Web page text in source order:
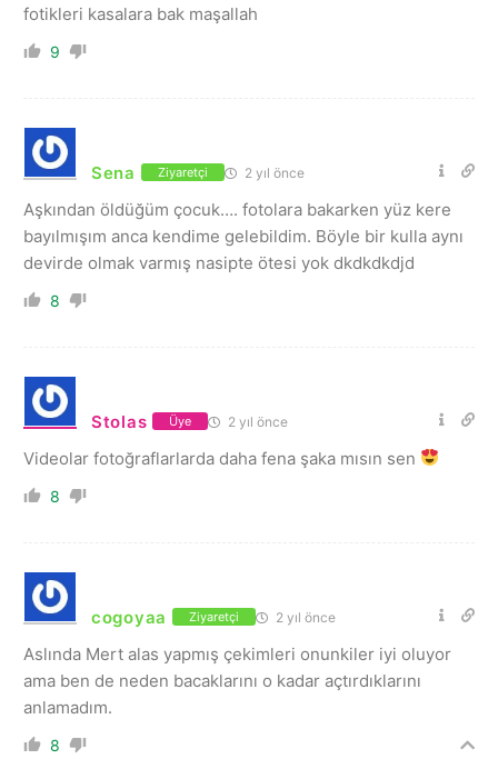
fotikleri kasalara bak maşallah
9
Sena Ziyaretçi 2 yıl önce
Aşkından öldüğüm çocuk…. fotolara bakarken yüz kere
bayılmışım anca kendime gelebildim. Böyle bir kulla aynı
devirde olmak varmış nasipte ötesi yok dkdkdkdjd
8
Stolas Üye 2 yıl önce
Videolar fotoğraflarlarda daha fena şaka mısın sen
8
cogoyaa Ziyaretçi 2 yıl önce
Aslında Mert alas yapmış çekimleri onunkiler iyi oluyor
ama ben de neden bacaklarını o kadar açtırdıklarını
anlamadım.
8